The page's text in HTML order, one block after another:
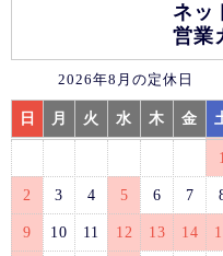
ネッ
営業
2026年8月の定休日
日 月 火 水 木 金
2 3 4 5 6 7
9 10 11 12 13 14